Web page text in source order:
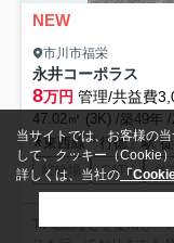
NEW
市川市福栄
永井コーポラス
8万円 管理/共益費
47.02㎡ (3K) /築49年 /
東西線「行徳」駅
駐輪場 CATV 光
TV電話などを使用し、
当サイトでは、お客様の
して、クッキー（Cookie
詳しくは、当社の「